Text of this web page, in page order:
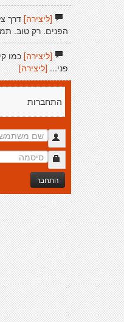
[ליצירה]דרך
הפנים. רק טוב.
[ליצירה]כמו
פני... [ליצירה]
התחברות
התחבר